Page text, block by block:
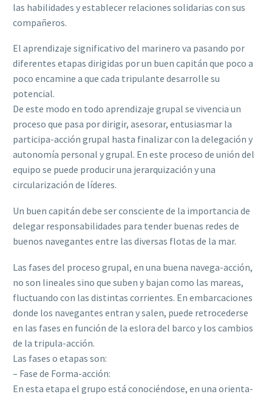
las habilidades y establecer relaciones solidarias con sus
compañeros.
El aprendizaje significativo del marinero va pasando por
diferentes etapas dirigidas por un buen capitán que poco a
poco encamine a que cada tripulante desarrolle su
potencial.
De este modo en todo aprendizaje grupal se vivencia un
proceso que pasa por dirigir, asesorar, entusiasmar la
participa-acción grupal hasta finalizar con la delegación y
autonomía personal y grupal. En este proceso de unión del
equipo se puede producir una jerarquización y una
circularización de líderes.
Un buen capitán debe ser consciente de la importancia de
delegar responsabilidades para tender buenas redes de
buenos navegantes entre las diversas flotas de la mar.
Las fases del proceso grupal, en una buena navega-acción,
no son lineales sino que suben y bajan como las mareas,
fluctuando con las distintas corrientes. En embarcaciones
donde los navegantes entran y salen, puede retrocederse
en las fases en función de la eslora del barco y los cambios
de la tripula-acción.
Las fases o etapas son:
– Fase de Forma-acción:
En esta etapa el grupo está conociéndose, en una orienta-